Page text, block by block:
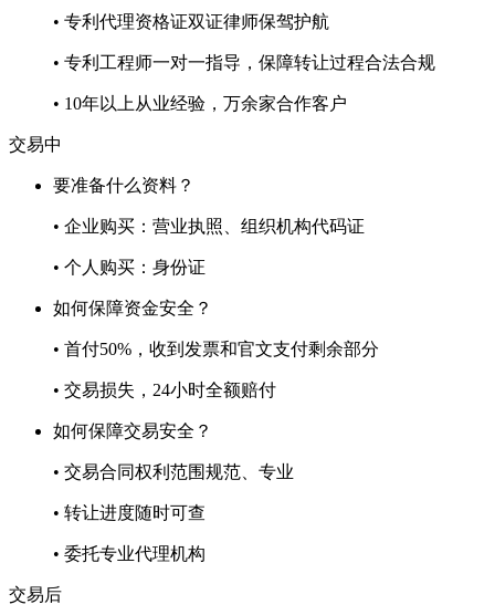
• 专利代理资格证双证律师保驾护航
• 专利工程师一对一指导，保障转让过程合法合规
• 10年以上从业经验，万余家合作客户
交易中
要准备什么资料？
• 企业购买：营业执照、组织机构代码证
• 个人购买：身份证
如何保障资金安全？
• 首付50%，收到发票和官文支付剩余部分
• 交易损失，24小时全额赔付
如何保障交易安全？
• 交易合同权利范围规范、专业
• 转让进度随时可查
• 委托专业代理机构
交易后